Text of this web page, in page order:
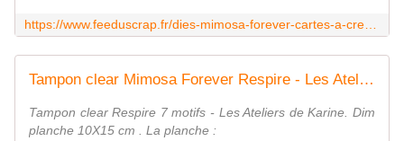
Tampon clear Mimosa Forever Respire - Les Ateliers de Karine
Tampon clear Respire 7 motifs - Les Ateliers de Karine. Dim
planche 10X15 cm . La planche :